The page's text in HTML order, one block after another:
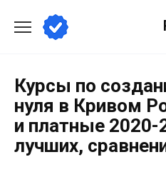
Курсы по
нуля в Кривом
и платные 2020-
лучших,